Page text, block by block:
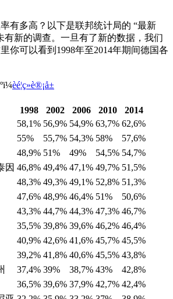
有多高？以下是联邦统计局的 “最新
有新的调查。一旦有了新的数据，我们
你可以看到1998年至2014年期间德国各
èé¦ç»è®¡å±
1998 2002 2006 2010
2014
58,1% 56,9% 54,9% 63,7% 62,6%
55% 55,7% 54,3% 58%
57,6%
48,9% 51% 49% 54,5% 54,7%
因 46,8% 49,4% 47,1% 49,7% 51,5%
48,3% 49,3% 49,1% 52,8% 51,3%
47,6% 48,9% 46,4% 51%
50,6%
43,3% 44,7% 44,3% 47,3% 46,7%
35,5% 39,8% 39,6% 46,2% 46,4%
40,9% 42,6% 41,6% 45,7% 45,5%
39,2% 41,8% 40,6% 45,5% 43,8%
37,4% 39% 38,7% 43%
42,8%
36,5% 39,6% 37,9% 42,7% 42,4%